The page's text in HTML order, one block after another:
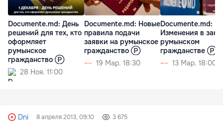
Documente.md: День
решений для тех, кто
оформляет
румынское
гражданство Ⓟ
28 Ноя. 11:00
Documente.md: Новые
правила подачи
заявки на румынское
гражданство Ⓟ
19 Мар. 18:30
Documente.md:
Изменения в
румынском
гражданстве Ⓟ
13 Мар. 18:00
Dni 8 апреля 2013, 09:10 3 675